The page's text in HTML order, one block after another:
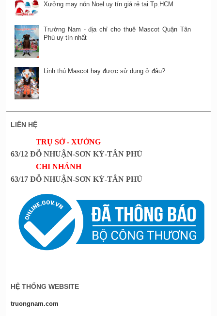
Xưởng may nón Noel uy tín giá rẻ tại Tp.HCM
Trường Nam - địa chỉ cho thuê Mascot Quận Tân
Phú uy tín nhất
Linh thú Mascot hay được sử dụng ở đâu?
LIÊN HỆ
TRỤ SỞ - XƯỞNG
63/12 ĐỖ NHUẬN-SƠN KỲ-TÂN PHÚ
CHI NHÁNH
63/17 ĐỖ NHUẬN-SƠN KỲ-TÂN PHÚ
HỆ THỐNG WEBSITE
truongnam.com